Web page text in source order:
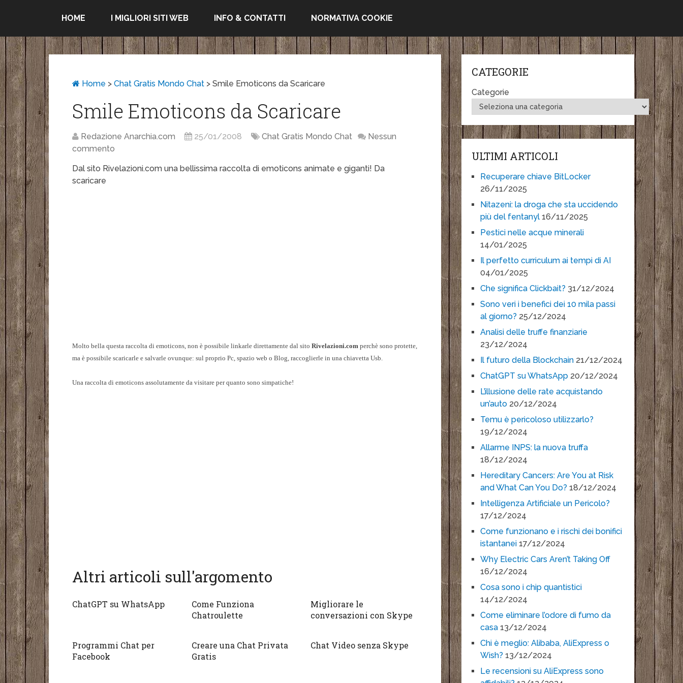
HOME I MIGLIORI SITI WEB INFO & CONTATTI NORMATIVA COOKIE
Home >Chat Gratis Mondo Chat >Smile Emoticons da Scaricare
Smile Emoticons da Scaricare
Redazione Anarchia.com 25/01/2008 Chat Gratis Mondo Chat
Nessun
commento
Dal sito Rivelazioni.com una bellissima raccolta di emoticons animate e giganti! Da
scaricare
Molto bella questa raccolta di emoticons, non è possibile linkarle direttamente dal sitoRivelazioni.com perchè sono protette,
ma è possibile scaricarle e salvarle ovunque: sul proprio Pc, spazio web o Blog, raccoglierle in una chiavetta Usb.
Una raccolta di emoticons assolutamente da visitare per quanto sono simpatiche!
Altri articoli sull'argomento
ChatGPT su WhatsApp
Come Funziona
Chatroulette
Migliorare le
conversazioni con Skype
Programmi Chat per
Facebook
Creare una Chat Privata
Gratis
Chat Video senza Skype
CATEGORIE
Categorie
ULTIMI ARTICOLI
Recuperare chiave BitLocker
26/11/2025
Nitazeni: la droga che sta uccidendo
più del fentanyl 16/11/2025
Pestici nelle acque minerali
14/01/2025
Il perfetto curriculum ai tempi di AI
04/01/2025
Che significa Clickbait? 31/12/2024
Sono veri i benefici dei 10 mila passi
al giorno? 25/12/2024
Analisi delle truffe finanziarie
23/12/2024
Il futuro della Blockchain 21/12/2024
ChatGPT su WhatsApp 20/12/2024
L’illusione delle rate acquistando
un’auto 20/12/2024
Temu è pericoloso utilizzarlo?
19/12/2024
Allarme INPS: la nuova truffa
18/12/2024
Hereditary Cancers: Are You at Risk
and What Can You Do? 18/12/2024
Intelligenza Artificiale un Pericolo?
17/12/2024
Come funzionano e i rischi dei bonifici
istantanei 17/12/2024
Why Electric Cars Aren’t Taking Off
16/12/2024
Cosa sono i chip quantistici
14/12/2024
Come eliminare l’odore di fumo da
casa 13/12/2024
Chi è meglio: Alibaba, AliExpress o
Wish? 13/12/2024
Le recensioni su AliExpress sono